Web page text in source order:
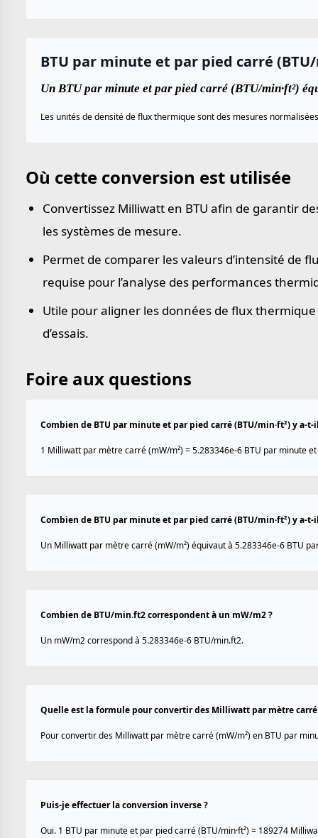
BTU par minute et par pied carré
Un BTU par minute et par pied carré (BTU/min·ft²)
Les unités de densité de flux thermique sont des mesures
Où cette conversion est utilisée
Convertissez Milliwatt en BTU afin de garantir
les systèmes de mesure.
Permet de comparer les valeurs d’intensité
requise pour l’analyse des performances
Utile pour aligner les données de flux
d’essais.
Foire aux questions
Combien de BTU par minute et par pied carré (BTU/min·ft²) y a-
1 Milliwatt par mètre carré (mW/m²) = 5.283346e-6 BTU par minute
Combien de BTU par minute et par pied carré (BTU/min·ft²) y
Un Milliwatt par mètre carré (mW/m²) équivaut à 5.283346e-6 BTU
Combien de BTU/min.ft2 correspondent à un mW/m2 ?
Un mW/m2 correspond à 5.283346e-6 BTU/min.ft2.
Quelle est la formule pour convertir des Milliwatt par mètre
Pour convertir des Milliwatt par mètre carré (mW/m²) en BTU par
Puis-je effectuer la conversion inverse ?
Oui. 1 BTU par minute et par pied carré (BTU/min·ft²) = 189274